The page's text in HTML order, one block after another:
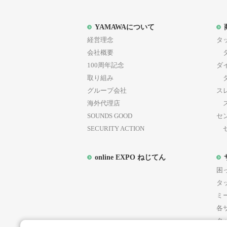
YAMAWAについて
経営理念
会社概要
100周年記念
取り組み
グループ会社
海外代理店
SOUNDS GOOD
SECURITY ACTION
タ
ダ
ス
セ
online EXPO ねじてん
困
タ
ミ
各
タ